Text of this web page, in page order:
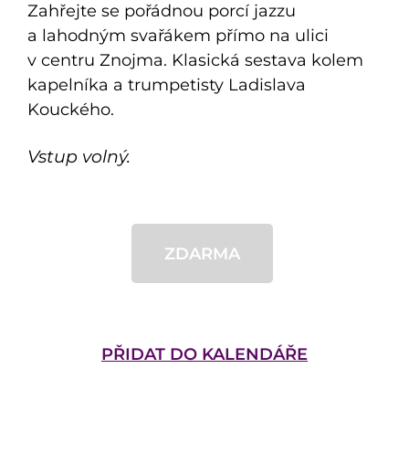
Zahřejte se pořádnou porcí jazzu
a lahodným svařákem přímo na ulici
v centru Znojma. Klasická sestava kolem
kapelníka a trumpetisty Ladislava
Kouckého.
Vstup volný.
ZDARMA
PŘIDAT DO KALENDÁŘE